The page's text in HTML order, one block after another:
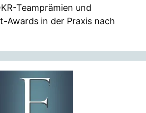
Teamprämien und
Awards in der Praxis nach